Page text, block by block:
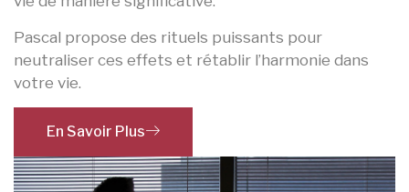
Pascal propose des rituels puissants pour
neutraliser ces effets et rétablir l’harmonie dans
votre vie.
En Savoir Plus